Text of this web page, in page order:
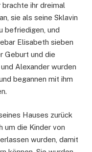
ihr dreimal
sie als seine Sklavin
befriedigen, und
Elisabeth sieben
Geburt und die
Alexander wurden
begannen mit ihm
Hauses zurück
um die Kinder von
wurden, damit